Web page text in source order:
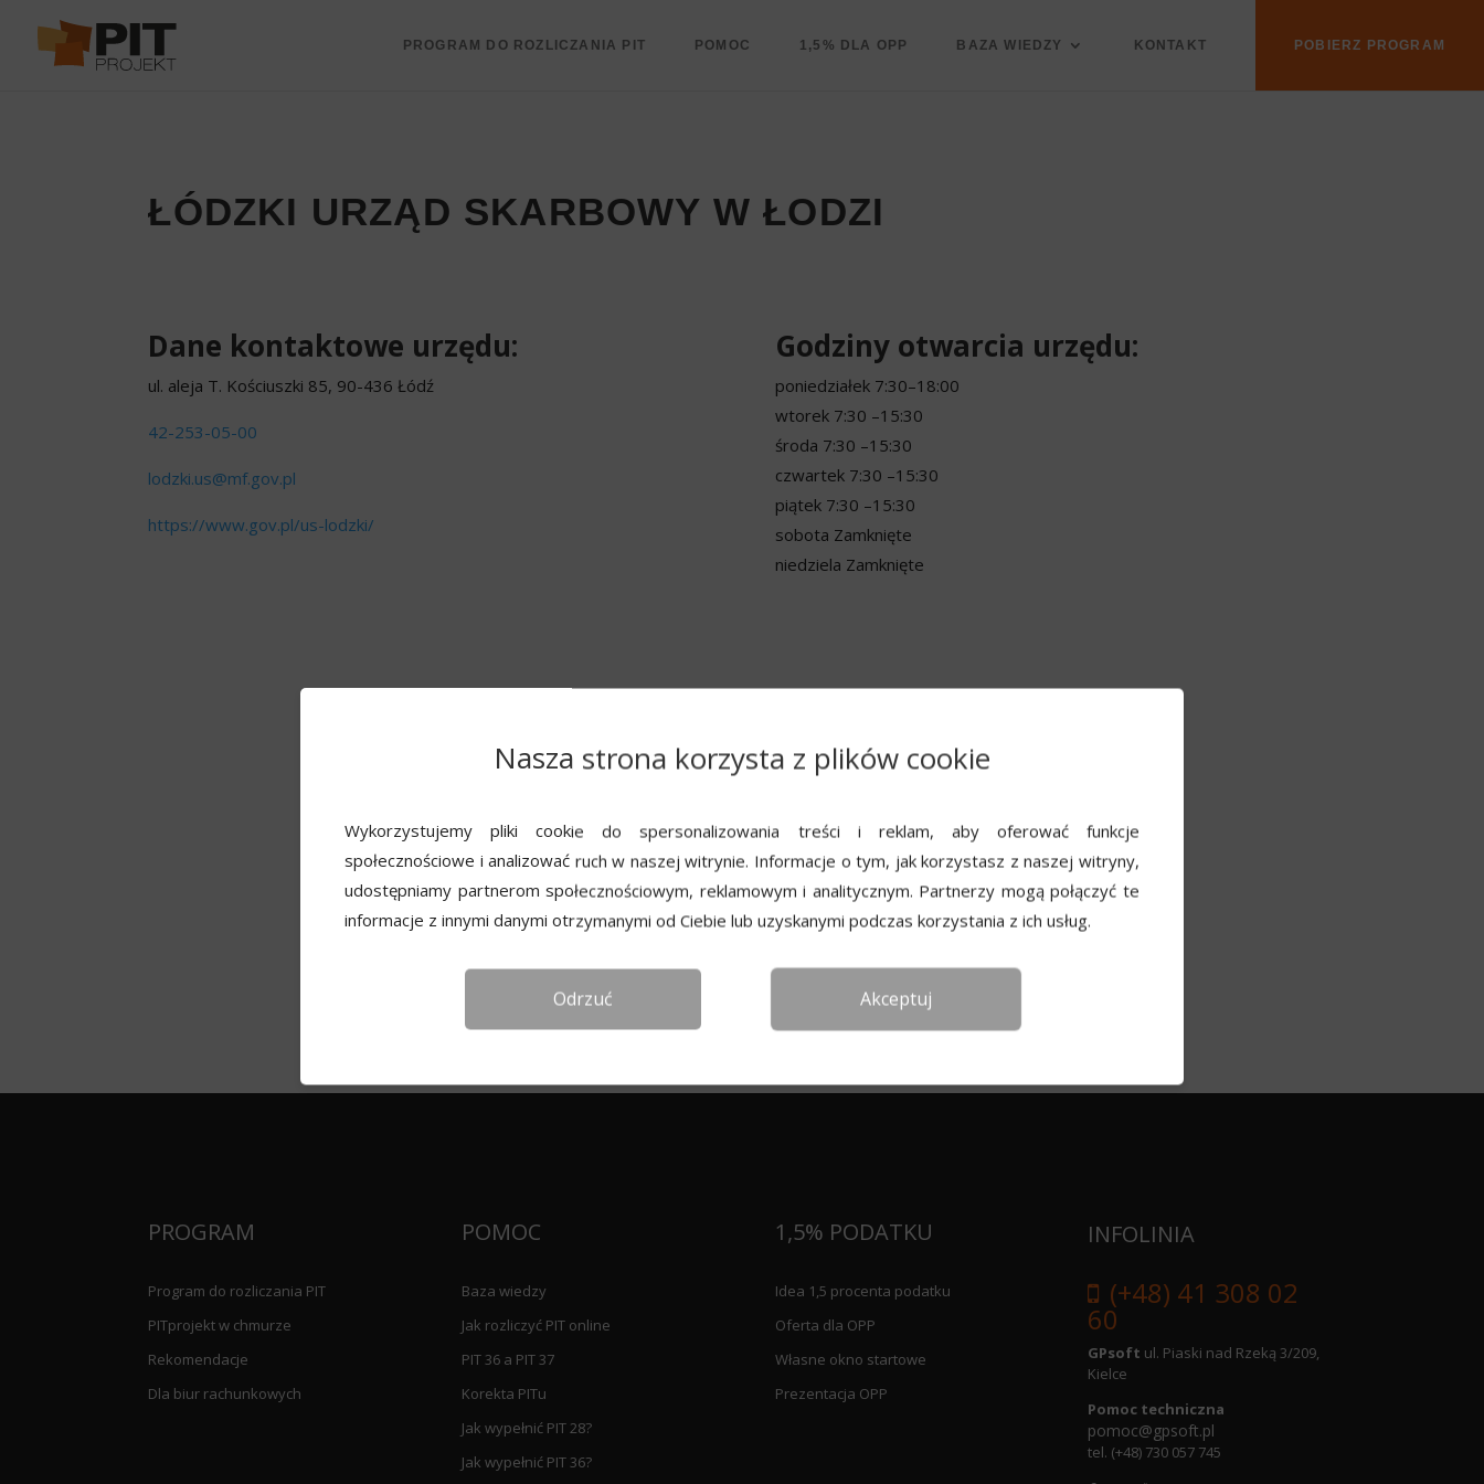
PROGRAM DO ROZLICZANIA PIT POMOC 1,5% DLA OPP BAZA WIEDZY KONTAKT POBIERZ PROGRAM
ŁÓDZKI URZĄD SKARBOWY W ŁODZI
Dane kontaktowe urzędu:
ul. aleja T. Kościuszki 85, 90-436 Łódź
42-253-05-00
lodzki.us@mf.gov.pl
https://www.gov.pl/us-lodzki/
Godziny otwarcia urzędu:
poniedziałek7:30–18:00
wtorek7:30 –15:30
środa 7:30 –15:30
czwartek7:30 –15:30
piątek7:30 –15:30
sobota Zamknięte
niedziela Zamknięte
PROGRAM
Program do rozliczania PIT
PITprojekt w chmurze
Rekomendacje
Dla biur rachunkowych
POMOC
Baza wiedzy
Jak rozliczyć PIT online
PIT 36 a PIT 37
Korekta PITu
Jak wypełnić PIT 28?
Jak wypełnić PIT 36?
1,5% PODATKU
Idea 1,5 procenta podatku
Oferta dla OPP
Własne okno startowe
Prezentacja OPP
INFOLINIA
(+48) 41 308 02
60
GPsoft ul. Piaski nad Rzeką 3/209,
Kielce
Pomoc techniczna
pomoc@gpsoft.pl
tel. (+48) 730 057 745
Nasza strona korzysta z plików cookie
Wykorzystujemy pliki cookie do spersonalizowania treści i reklam, aby oferować funkcje
społecznościowe i analizować ruch w naszej witrynie. Informacje o tym, jak korzystasz z naszej witryny,
udostępniamy partnerom społecznościowym, reklamowym i analitycznym. Partnerzy mogą połączyć te
informacje z innymi danymi otrzymanymi od Ciebie lub uzyskanymi podczas korzystania z ich usług.
Odrzuć Akceptuj